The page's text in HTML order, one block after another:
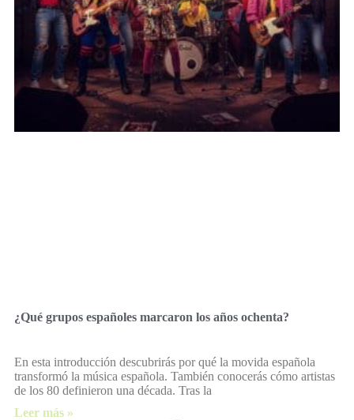
¿Qué grupos españoles marcaron los años ochenta?
En esta introducción descubrirás por qué la movida española
transformó la música española. También conocerás cómo artistas
de los 80 definieron una década. Tras la
Leer más »